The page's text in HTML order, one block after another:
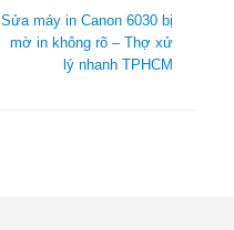
Sửa máy in Canon 6030 bị
mờ in không rõ – Thợ xử
lý nhanh TPHCM